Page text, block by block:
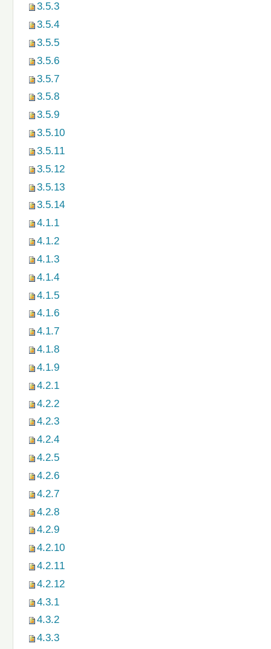
3.5.3
3.5.4
3.5.5
3.5.6
3.5.7
3.5.8
3.5.9
3.5.10
3.5.11
3.5.12
3.5.13
3.5.14
4.1.1
4.1.2
4.1.3
4.1.4
4.1.5
4.1.6
4.1.7
4.1.8
4.1.9
4.2.1
4.2.2
4.2.3
4.2.4
4.2.5
4.2.6
4.2.7
4.2.8
4.2.9
4.2.10
4.2.11
4.2.12
4.3.1
4.3.2
4.3.3